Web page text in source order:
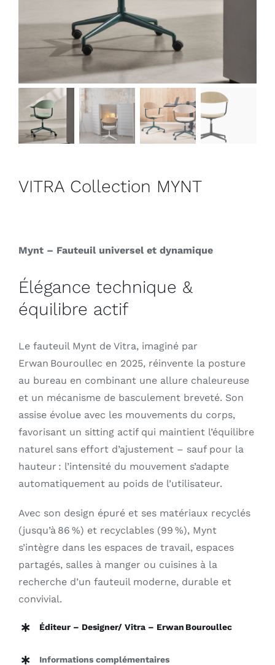
Outlet
Contact
VITRA Collection MYNT
Mynt – Fauteuil universel et dynamique
Élégance technique &
équilibre actif
Le fauteuil Mynt de Vitra, imaginé par
Erwan Bouroullec en 2025, réinvente la posture
au bureau en combinant une allure chaleureuse
et un mécanisme de basculement breveté. Son
assise évolue avec les mouvements du corps,
favorisant un sitting actif qui maintient l’équilibre
naturel sans effort d’ajustement – sauf pour la
hauteur : l’intensité du mouvement s’adapte
automatiquement au poids de l’utilisateur.
Avec son design épuré et ses matériaux recyclés
(jusqu’à 86 %) et recyclables (99 %), Mynt
s’intègre dans les espaces de travail, espaces
partagés, salles à manger ou cuisines à la
recherche d’un fauteuil moderne, durable et
convivial.
Éditeur – Designer/ Vitra – Erwan Bouroullec
Informations complémentaires